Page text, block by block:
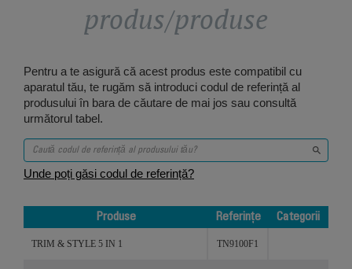
produs/produse
Pentru a te asigură că acest produs este compatibil cu
aparatul tău, te rugăm să introduci codul de referință al
produsului în bara de căutare de mai jos sau consultă
următorul tabel.
Unde poți găsi codul de referință?
Produse Referințe
Categorii
TRIM & STYLE 5 IN 1 TN9100F1